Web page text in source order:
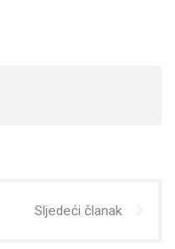
Sljedeći članak